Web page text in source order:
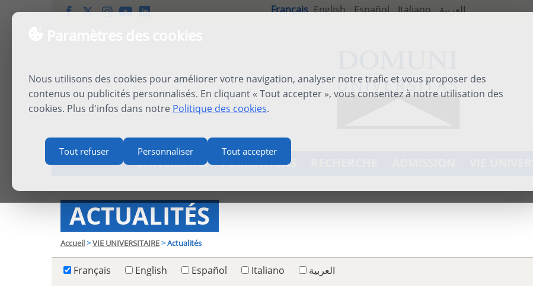
Nous utilisons des cookies pour améliorer votre navigation, analyser notre trafic et vous proposer des
contenus ou publicités personnalisés. En cliquant « Tout accepter », vous consentez à notre utilisation des
cookies. Plus d'infos dans notre Politique des cookies.
Tout refuser Personnaliser Tout accepter
Français English Español Italiano العربية
UNIVERSITAS FORMATIONS VIE
ACTUALITÉS
Accueil>VIE UNIVERSITAIRE>Actualités
Français English Español Italiano العربية